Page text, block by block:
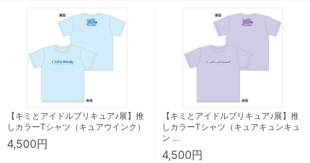
【キミとアイドルプリキュア♪展】推
しカラーTシャツ（キュアウインク）
4,500円
【キミとアイドルプリキュア♪展】推
しカラーTシャツ（キュアキュンキュ
ン …
4,500円